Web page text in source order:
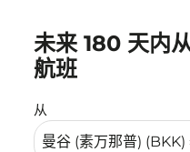
未来 180 天内
航班
从
没有符合您的筛选条件